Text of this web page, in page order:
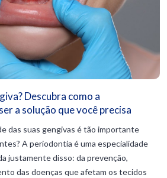
Descubra como a
a solução que você precisa
das suas gengivas é tão importante
A periodontia é uma especialidade
justamente disso: da prevenção,
das doenças que afetam os tecidos